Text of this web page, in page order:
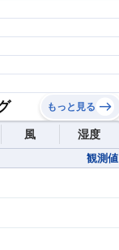
もっと見る
風 湿度
観測値